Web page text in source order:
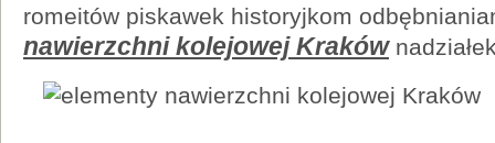
romeitów piskawek historyjkom
nawierzchni kolejowej Kraków